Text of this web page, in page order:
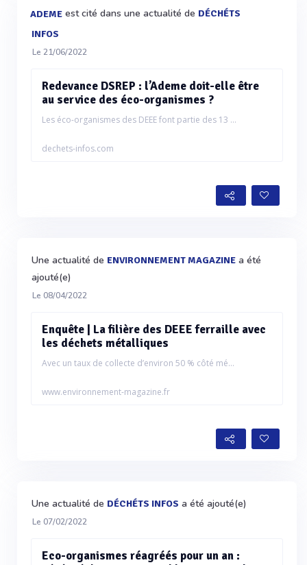
ADEME est cité dans une actualité de DÉCHÉTS
INFOS
Le 21/06/2022
Redevance DSREP : l’Ademe doit-elle être
au service des éco-organismes ?
Les éco-organismes des DEEE font partie des 13 ...
dechets-infos.com
Une actualité de ENVIRONNEMENT MAGAZINE a été
ajouté(e)
Le 08/04/2022
Enquête | La filière des DEEE ferraille avec
les déchets métalliques
Avec un taux de collecte d’environ 50 % côté mé...
www.environnement-magazine.fr
Une actualité de DÉCHÉTS INFOS a été ajouté(e)
Le 07/02/2022
Eco-organismes réagréés pour un an :